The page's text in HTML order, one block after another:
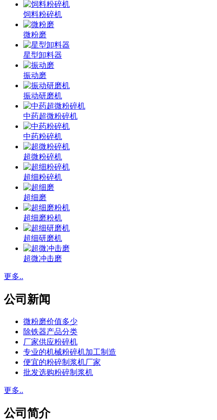
饲料粉碎机
微粉磨
星型卸料器
振动磨
振动研磨机
中药超微粉碎机
中药粉碎机
超微粉碎机
超细粉碎机
超细磨
超细磨粉机
超细研磨机
超微冲击磨
更多..
公司新闻
微粉磨价值多少
除铁器产品分类
厂家供应粉碎机
专业的机械粉碎机加工制造
便宜的粉碎制浆机厂家
批发选购粉碎制浆机
更多..
公司简介